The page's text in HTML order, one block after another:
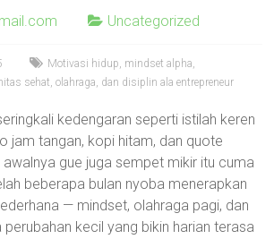
Uncategorized
Motivasi hidup, mindset alpha,
sehat, olahraga, dan disiplin ala entrepreneur
kedengaran seperti istilah keren
jam tangan, kopi hitam, dan quote
gue juga sempet mikir itu cuma
beberapa bulan nyoba menerapkan
— mindset, olahraga pagi, dan
kecil yang bikin harian terasa